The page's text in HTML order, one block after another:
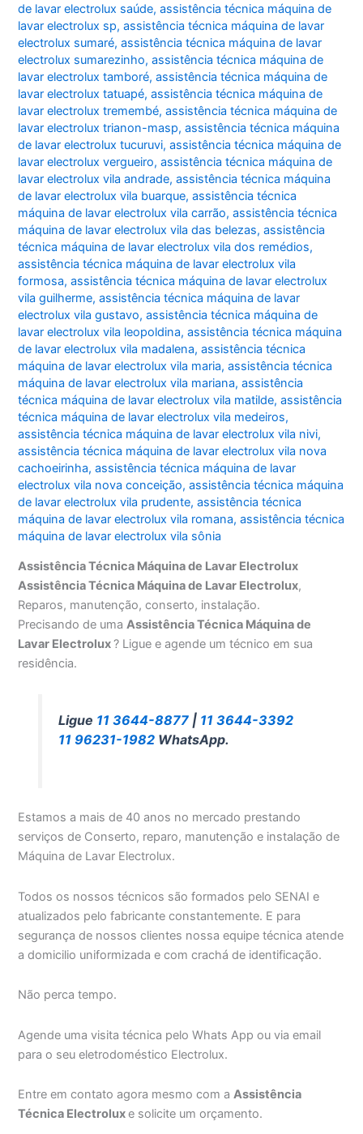
de lavar electrolux saúde,assistência técnica máquina de
lavar electrolux sp,assistência técnica máquina de lavar
electrolux sumaré,assistência técnica máquina de lavar
electrolux sumarezinho,assistência técnica máquina de
lavar electrolux tamboré,assistência técnica máquina de
lavar electrolux tatuapé,assistência técnica máquina de
lavar electrolux tremembé,assistência técnica máquina de
lavar electrolux trianon-masp,assistência técnica máquina
de lavar electrolux tucuruvi,assistência técnica máquina de
lavar electrolux vergueiro,assistência técnica máquina de
lavar electrolux vila andrade,assistência técnica máquina
de lavar electrolux vila buarque,assistência técnica
máquina de lavar electrolux vila carrão,assistência técnica
máquina de lavar electrolux vila das belezas,assistência
técnica máquina de lavar electrolux vila dos remédios,
assistência técnica máquina de lavar electrolux vila
formosa,assistência técnica máquina de lavar electrolux
vila guilherme,assistência técnica máquina de lavar
electrolux vila gustavo,assistência técnica máquina de
lavar electrolux vila leopoldina,assistência técnica máquina
de lavar electrolux vila madalena,assistência técnica
máquina de lavar electrolux vila maria,assistência técnica
máquina de lavar electrolux vila mariana,assistência
técnica máquina de lavar electrolux vila matilde,assistência
técnica máquina de lavar electrolux vila medeiros,
assistência técnica máquina de lavar electrolux vila nivi,
assistência técnica máquina de lavar electrolux vila nova
cachoeirinha,assistência técnica máquina de lavar
electrolux vila nova conceição,assistência técnica máquina
de lavar electrolux vila prudente,assistência técnica
máquina de lavar electrolux vila romana,assistência técnica
máquina de lavar electrolux vila sônia
Assistência Técnica Máquina de Lavar Electrolux
Assistência Técnica Máquina de Lavar Electrolux,
Reparos, manutenção, conserto, instalação.
Precisando de umaAssistência Técnica Máquina de
Lavar Electrolux? Ligue e agende um técnico em sua
residência.
Ligue 11 3644-8877| 11 3644-3392
11 96231-1982WhatsApp.
Estamos a mais de 40 anos no mercado prestando
serviços de Conserto, reparo, manutenção e instalação de
Máquina de Lavar Electrolux.
Todos os nossos técnicos são formados pelo SENAI e
atualizados pelo fabricante constantemente. E para
segurança de nossos clientes nossa equipe técnica atende
a domicilio uniformizada e com crachá de identificação.
Não perca tempo.
Agende uma visita técnica pelo Whats App ou via email
para o seu eletrodoméstico Electrolux.
Entre em contato agora mesmo com aAssistência
Técnica Electroluxe solicite um orçamento.